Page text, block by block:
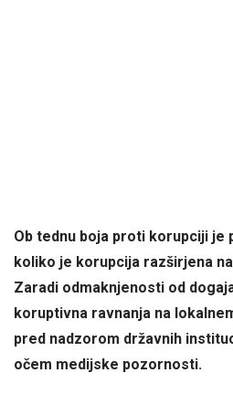
Ob tednu boja proti korupciji je
koliko je korupcija razširjena
Zaradi odmaknjenosti od
koruptivna ravnanja na
pred nadzorom državnih
očem medijske pozornosti.